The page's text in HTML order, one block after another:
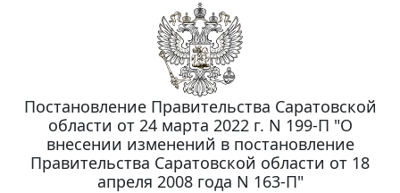
Постановление Правительства Саратовской
области от 24 марта 2022 г. N 199-П "О
внесении изменений в постановление
Правительства Саратовской области от 18
апреля 2008 года N 163-П"